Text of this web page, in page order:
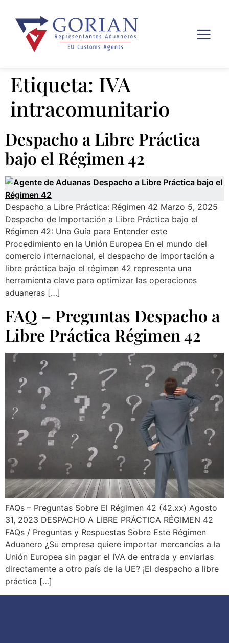
Etiqueta: IVA
intracomunitario
Despacho a Libre Práctica
bajo el Régimen 42
Despacho a Libre Práctica: Régimen 42 Marzo 5, 2025
Despacho de Importación a Libre Práctica bajo el
Régimen 42: Una Guía para Entender este
Procedimiento en la Unión Europea En el mundo del
comercio internacional, el despacho de importación a
libre práctica bajo el régimen 42 representa una
herramienta clave para optimizar las operaciones
aduaneras […]
FAQ – Preguntas Despacho a
Libre Práctica Régimen 42
FAQs – Preguntas Sobre El Régimen 42 (42.xx) Agosto
31, 2023 DESPACHO A LIBRE PRÁCTICA RÉGIMEN 42
FAQs / Preguntas y Respuestas Sobre Este Régimen
Aduanero ¿Su empresa quiere importar mercancías a la
Unión Europea sin pagar el IVA de entrada y enviarlas
directamente a otro país de la UE? ¡El despacho a libre
práctica […]